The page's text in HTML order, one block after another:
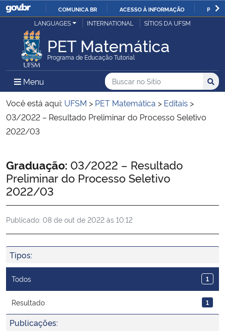
IR
O
COMUNICA BR ACESSO À INFORMAÇÃO
Ministério da Justiça e Segurança Pública
Ministério da Defesa
Ministério das Relações Exteriores
Ministério da Economia
Ministério da Agricultura, Pecuária e Abastecimento
Ministério da Educação
Ministério da Cidadania
Ministério da Saúde
Ministério da Ciência, Tecnologia, Inovações e Comunicações
LANGUAGES INTERNATIONAL SÍTIOS DA UFSM
PET Matemática
Programa de Educação Tutorial
Menu Menu Principal do Sítio
Busca
Buscar no no Sítio
Busca:
Você está aqui: UFSM > PET Matemática > Editais >
03/2022 – Resultado Preliminar do Processo Seletivo
2022/03
Início do conteúdo
Graduação: 03/2022 – Resultado
Preliminar do Processo Seletivo
2022/03
Publicado: 08 de out de 2022 às 10:12
Tipos:
Todos 1
Resultado 1
Publicações: